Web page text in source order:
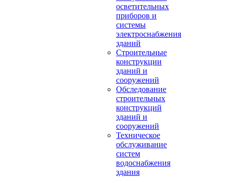
осветительных
приборов и
системы
электроснабжения
зданий
Строительные
конструкции
зданий и
сооружений
Обследование
строительных
конструкций
зданий и
сооружений
Техническое
обслуживание
систем
водоснабжения
здания